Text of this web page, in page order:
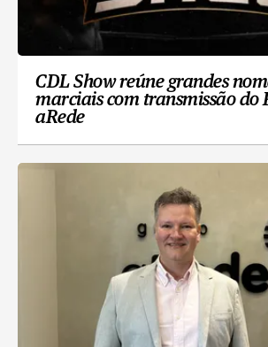
CDL Show reúne grandes
marciais com transmissão do
aRede